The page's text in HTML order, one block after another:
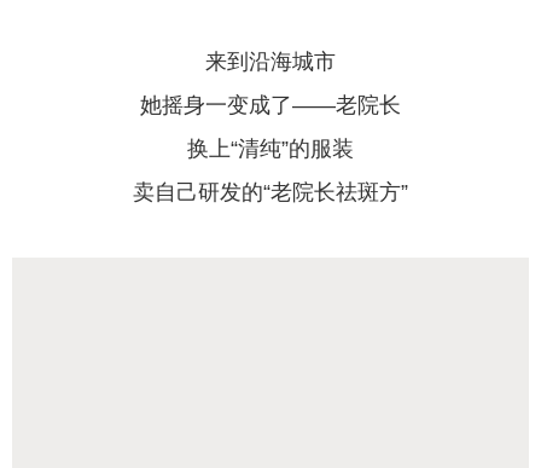
来到沿海城市
她摇身一变成了——老院长
换上“清纯”的服装
卖自己研发的“老院长祛斑方”